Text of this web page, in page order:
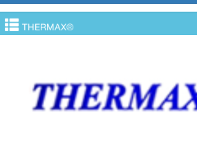
THERMAX®